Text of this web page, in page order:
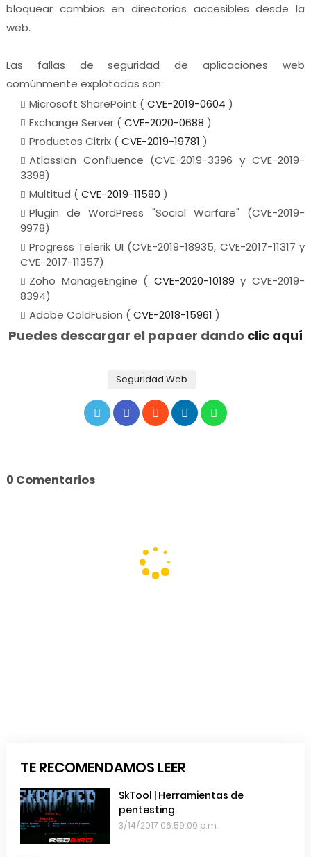
bloquear cambios en directorios accesibles desde la
web.
Las fallas de seguridad de aplicaciones web
comúnmente explotadas son:
Microsoft SharePoint (CVE-2019-0604 )
Exchange Server (CVE-2020-0688 )
Productos Citrix (CVE-2019-19781 )
Atlassian Confluence (CVE-2019-3396 y CVE-2019-
3398)
Multitud (CVE-2019-11580 )
Plugin de WordPress "Social Warfare" (CVE-2019-
9978)
Progress Telerik UI (CVE-2019-18935, CVE-2017-11317 y
CVE-2017-11357)
Zoho ManageEngine ( CVE-2020-10189 y CVE-2019-
8394)
Adobe ColdFusion (CVE-2018-15961 )
Puedes descargar el papaer dando clic aquí
Seguridad Web
0 Comentarios
TE RECOMENDAMOS LEER
SkTool | Herramientas de
pentesting
3/14/2017 06:59:00 p.m.